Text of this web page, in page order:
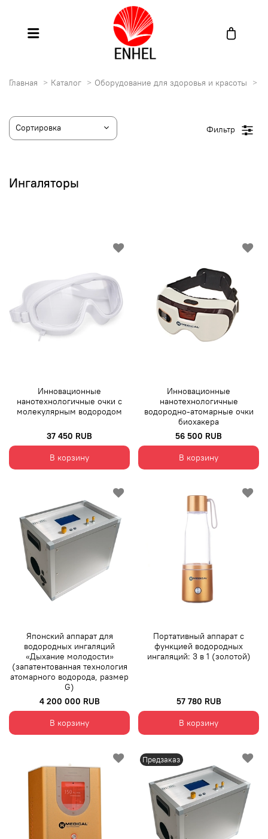
Главная Каталог Оборудование для здоровья и красоты
Ингаляторы
Инновационные
нанотехнологичные очки с
молекулярным водородом
37 450 RUB
В корзину
Инновационные
нанотехнологичные
водородно-атомарные очки
биохакера
56 500 RUB
В корзину
Японский аппарат для
водородных ингаляций
«Дыхание молодости»
(запатентованная технология
атомарного водорода, размер
G)
4 200 000 RUB
В корзину
Портативный аппарат с
функцией водородных
ингаляций: 3 в 1 (золотой)
57 780 RUB
В корзину
Предзаказ
Фильтр